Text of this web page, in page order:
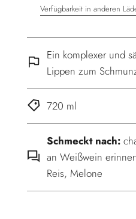
.
Verfügbarkeit in anderen
Ein komplexer und
Lippen zum
720 ml
Schmeckt nach:
an Weißwein
Reis, Melone